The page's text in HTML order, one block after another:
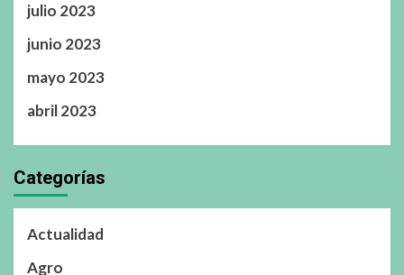
julio 2023
junio 2023
mayo 2023
abril 2023
Categorías
Actualidad
Agro